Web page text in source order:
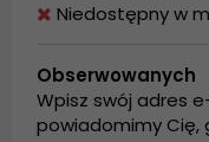
Niedostępny w
Obserwowanych
Wpisz swój adres
powiadomimy Cię,